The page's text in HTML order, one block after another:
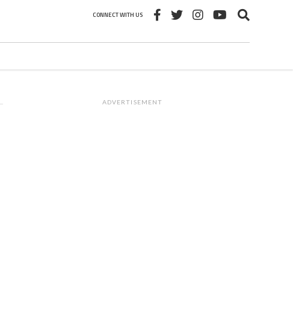
CONNECT WITH US
ADVERTISEMENT